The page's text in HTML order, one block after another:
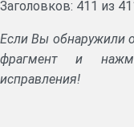
Заголовков: 411 из
Если Вы обнаружили
фрагмент и
исправления!